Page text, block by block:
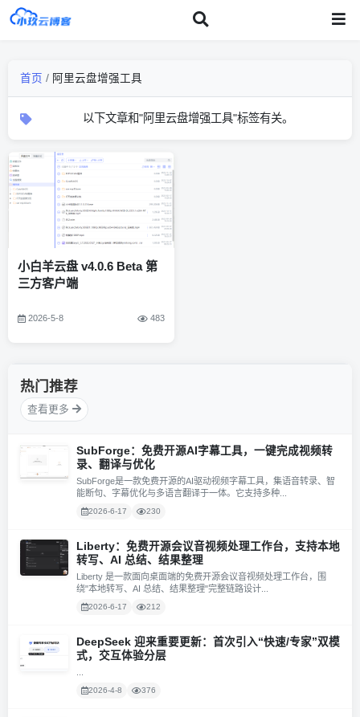
首页 / 阿里云盘增强工具
以下文章和"阿里云盘增强工具"标签有关。
小白羊云盘 v4.0.6 Beta 第
三方客户端
2026-5-8 483
热门推荐
查看更多
SubForge：免费开源AI字幕工具，一键完成视频转
录、翻译与优化
SubForge是一款免费开源的AI驱动视频字幕工具，集语音转录、智
能断句、字幕优化与多语言翻译于一体。它支持多种...
2026-6-17 230
Liberty：免费开源会议音视频处理工作台，支持本地
转写、AI 总结、结果整理
Liberty 是一款面向桌面端的免费开源会议音视频处理工作台，围
绕"本地转写、AI 总结、结果整理"完整链路设计...
2026-6-17 212
DeepSeek 迎来重要更新：首次引入“快速/专家”双模
式，交互体验分层
2026-4-8 376